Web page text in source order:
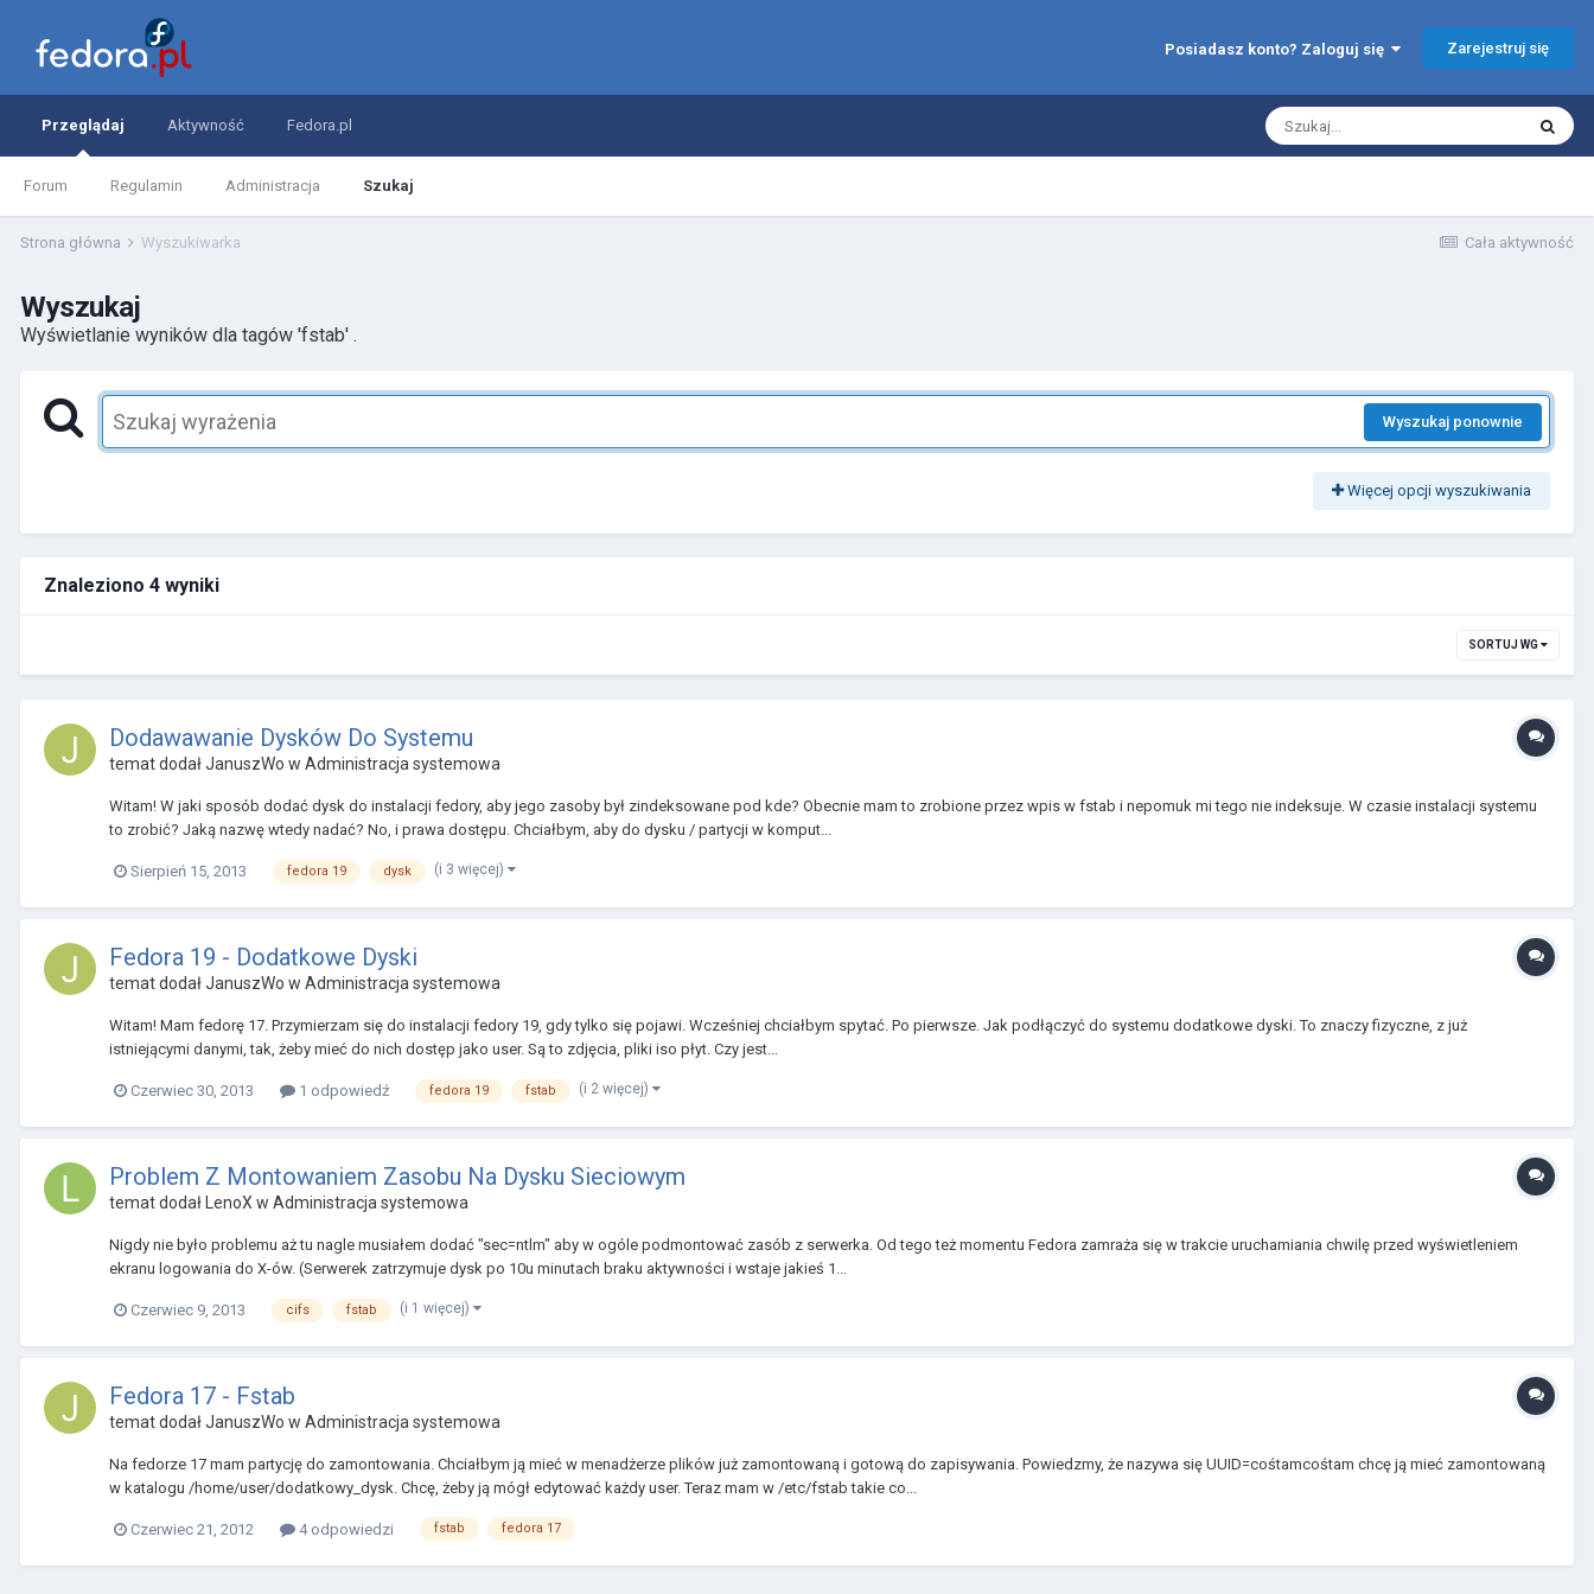
Posiadasz konto? Zaloguj się Zarejestruj się
Przeglądaj
Forum Regulamin Administracja Szukaj
Aktywność Fedora.pl
Cała aktywność
Strona główna Wyszukiwarka
Wyszukaj
Wyświetlanie wyników dla tagów 'fstab' .
Wyszukaj ponownie
Więcej opcji wyszukiwania
Znaleziono 4 wyniki
SORTUJ WG
Dodawawanie Dysków Do Systemu
temat dodałJanuszWo w Administracja systemowa
Witam! W jaki sposób dodać dysk do instalacji fedory, aby jego zasoby był zindeksowane pod kde? Obecnie mam to zrobione przez wpis w fstab i nepomuk mi tego nie indeksuje. W czasie instalacji systemu
to zrobić? Jaką nazwę wtedy nadać? No, i prawa dostępu. Chciałbym, aby do dysku / partycji w komput...
Sierpień 15, 2013 fedora 19 dysk (i 3 więcej)
Fedora 19 - Dodatkowe Dyski
temat dodałJanuszWo w Administracja systemowa
Witam! Mam fedorę 17. Przymierzam się do instalacji fedory 19, gdy tylko się pojawi. Wcześniej chciałbym spytać. Po pierwsze. Jak podłączyć do systemu dodatkowe dyski. To znaczy fizyczne, z już
istniejącymi danymi, tak, żeby mieć do nich dostęp jako user. Są to zdjęcia, pliki iso płyt. Czy jest...
Czerwiec 30, 2013 1 odpowiedź fedora 19 fstab (i 2 więcej)
Problem Z Montowaniem Zasobu Na Dysku Sieciowym
temat dodał LenoX w Administracja systemowa
Nigdy nie było problemu aż tu nagle musiałem dodać "sec=ntlm" aby w ogóle podmontować zasób z serwerka. Od tego też momentu Fedora zamraża się w trakcie uruchamiania chwilę przed wyświetleniem
ekranu logowania do X-ów. (Serwerek zatrzymuje dysk po 10u minutach braku aktywności i wstaje jakieś 1...
Czerwiec 9, 2013 cifs fstab (i 1 więcej)
Fedora 17 - Fstab
temat dodałJanuszWo w Administracja systemowa
Na fedorze 17 mam partycję do zamontowania. Chciałbym ją mieć w menadżerze plików już zamontowaną i gotową do zapisywania. Powiedzmy, że nazywa się UUID=cośtamcośtam chcę ją mieć zamontowaną
w katalogu /home/user/dodatkowy_dysk. Chcę, żeby ją mógł edytować każdy user. Teraz mam w /etc/fstab takie co...
Czerwiec 21, 2012 4 odpowiedzi fstab fedora 17